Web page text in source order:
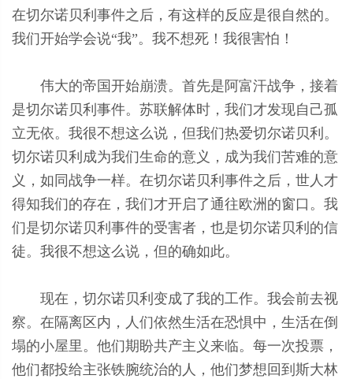
在切尔诺贝利事件之后，有这样的反应是很自然的。
我们开始学会说“我”。我不想死！我很害怕！
伟大的帝国开始崩溃。首先是阿富汗战争，接着
是切尔诺贝利事件。苏联解体时，我们才发现自己孤
立无依。我很不想这么说，但我们热爱切尔诺贝利。
切尔诺贝利成为我们生命的意义，成为我们苦难的意
义，如同战争一样。在切尔诺贝利事件之后，世人才
得知我们的存在，我们才开启了通往欧洲的窗口。我
们是切尔诺贝利事件的受害者，也是切尔诺贝利的信
徒。我很不想这么说，但的确如此。
现在，切尔诺贝利变成了我的工作。我会前去视
察。在隔离区内，人们依然生活在恐惧中，生活在倒
塌的小屋里。他们期盼共产主义来临。每一次投票，
他们都投给主张铁腕统治的人，他们梦想回到斯大林